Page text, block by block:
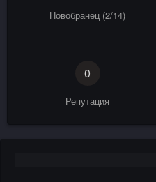
Новобранец (2/14)
0
Репутация